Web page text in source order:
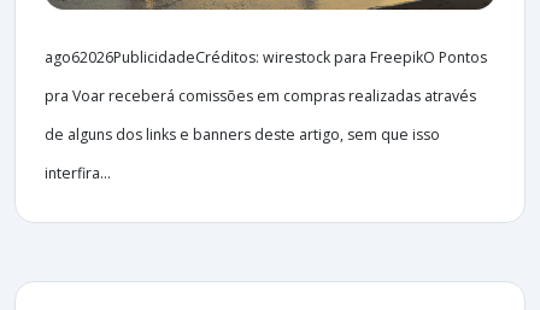
ago62026PublicidadeCréditos: wirestock para FreepikO Pontos
pra Voar receberá comissões em compras realizadas através
de alguns dos links e banners deste artigo, sem que isso
interfira...